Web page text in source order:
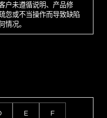
户未遵循说明、产品修
忽或不当操作而导致缺陷
情况。
E F